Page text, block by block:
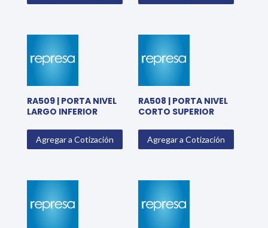
RA509 | PORTA NIVEL
LARGO INFERIOR
Agregar a Cotización
RA508 | PORTA NIVEL
CORTO SUPERIOR
Agregar a Cotización